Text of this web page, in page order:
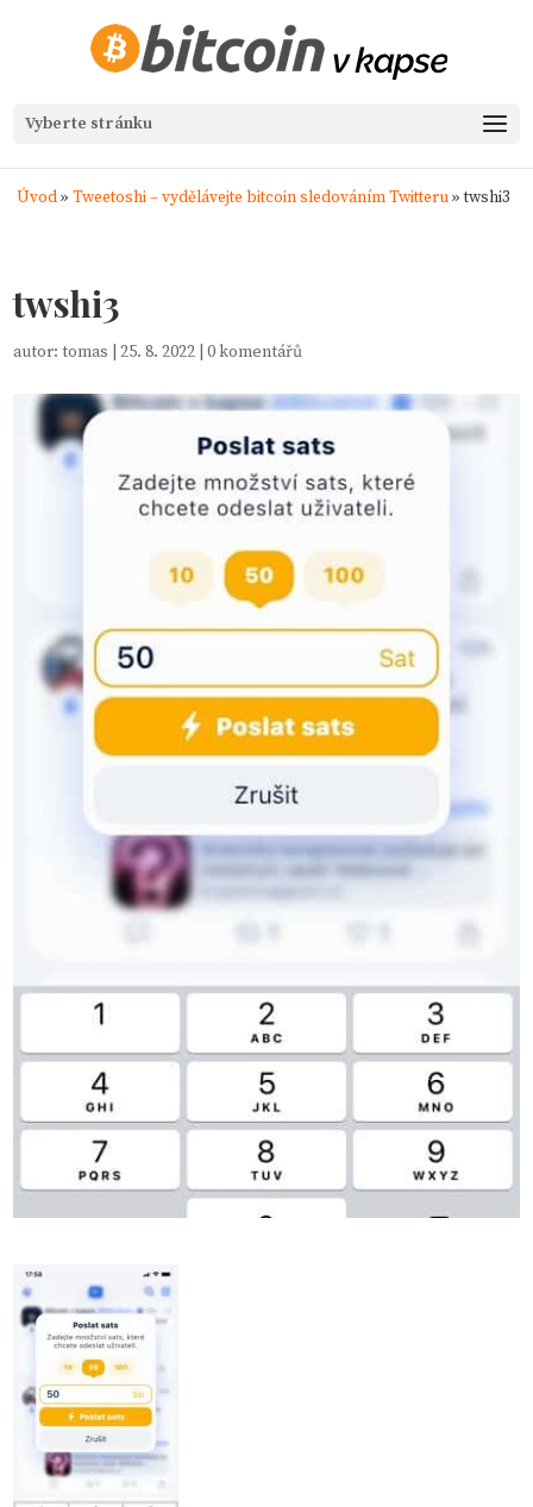
Vyberte stránku
Úvod» Tweetoshi – vydělávejte bitcoin sledováním Twitteru»twshi3
twshi3
autor:tomas |25. 8. 2022 |0 komentářů